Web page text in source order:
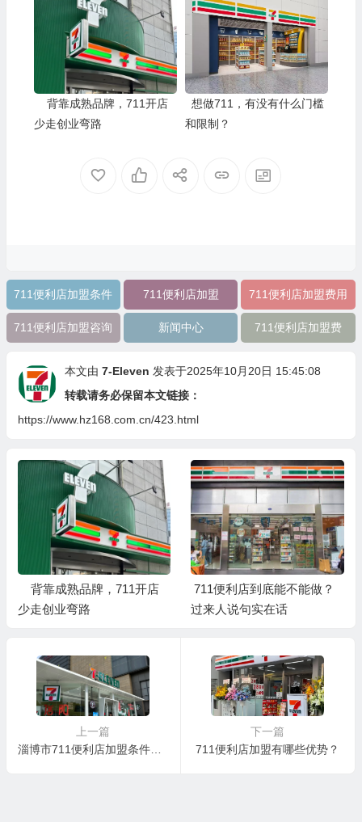
背靠成熟品牌，711开店
少走创业弯路
想做711，有没有什么门槛
和限制？
711便利店加盟条件 711便利店加盟 711便利店加盟费用
711便利店加盟咨询 新闻中心 711便利店加盟费
本文由 7-Eleven 发表于2025年10月20日 15:45:08
转载请务必保留本文链接：
https://www.hz168.com.cn/423.html
711便利店到底能不能做？
过来人说句实在话
想开一家711，它的优势到底
在哪里？
上一篇
淄博市711便利店加盟条件及费用，加盟711便利店怎么样？
下一篇
711便利店加盟有哪些优势？